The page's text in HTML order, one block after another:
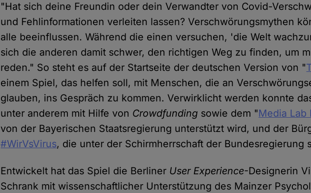
"Hat sich deine Freundin oder dein Verwandter von Covid-
und Fehlinformationen verleiten lassen? Verschwörungsmythen
alle beeinflussen. Während die einen versuchen, 'die Welt
sich die anderen damit schwer, den richtigen Weg zu finden, um
reden." So steht es auf der Startseite der deutschen Version von "
einem Spiel, das helfen soll, mit Menschen, die an
glauben, ins Gespräch zu kommen. Verwirklicht werden konnte
unter anderem mit Hilfe von Crowdfunding sowie dem "Media Lab
von der Bayerischen Staatsregierung unterstützt wird, und der
#WirVsVirus, die unter der Schirmherrschaft der Bundesregierung
Entwickelt hat das Spiel die Berliner User Experience-Designerin
Schrank mit wissenschaftlicher Unterstützung des Mainzer